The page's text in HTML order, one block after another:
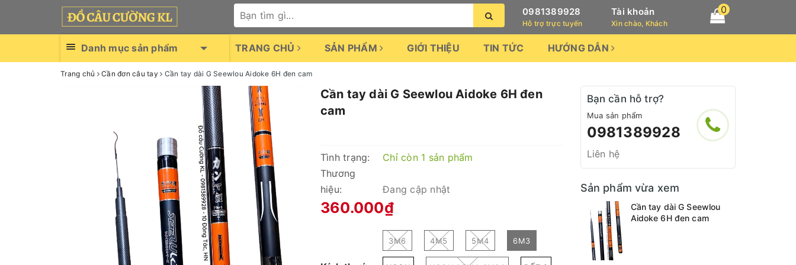
0981389928
Hỗ trợ trực tuyến
Tài khoản
Xin chào, Khách
0
Danh mục sản phẩm TRANG CHỦ SẢN PHẨM GIỚI THIỆU TIN TỨC HƯỚNG DẪN
Trang chủ Cần đơn câu tay Cần tay dài G Seewlou Aidoke 6H đen cam
Cần tay dài G Seewlou Aidoke 6H đen
cam
Tình trạng:
Chỉ còn 1 sản phẩm
Thương
hiệu:
Đang cập nhật
360.000₫
3M6 4M5 5M4 6M3
Bạn cần hỗ trợ?
Mua sản phẩm
0981389928
Liên hệ
Sản phẩm vừa xem
Cần tay dài G Seewlou
Aidoke 6H đen cam